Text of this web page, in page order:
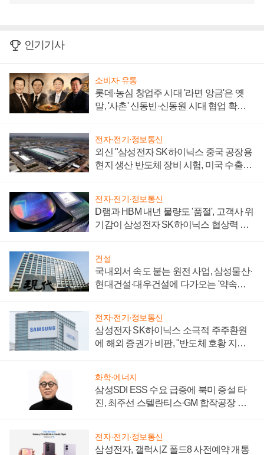
인기기사
소비자·유통
롯데·농심 창업주 시대 '라면 앙금'은 옛
말, '사촌' 신동빈·신동원 시대 협업 확대
전자·전기·정보통신
외신 "삼성전자 SK하이닉스 중국 공장용
현지 생산 반도체 장비 시험, 미국 수출통
전자·전기·정보통신
D램과 HBM 내년 물량도 '품절', 고객사 위
기감이 삼성전자 SK하이닉스 협상력 더
건설
국내외서 속도 붙는 원전 사업, 삼성물산·
현대건설·대우건설에 다가오는 '약속의
전자·전기·정보통신
삼성전자 SK하이닉스 소극적 주주환원
에 해외 증권가 비판, "반도체 호황 지속
화학·에너지
삼성SDI ESS 수요 급증에 북미 증설 타
진, 최주선 스텔란티스·GM 합작공장 건
전자·전기·정보통신
삼성전자, 갤럭시Z 폴드8 사전예약 개통